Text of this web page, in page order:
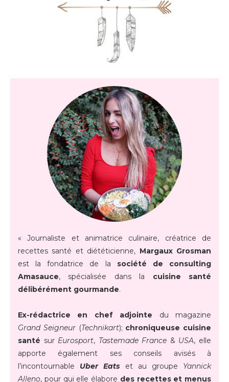
« Journaliste et animatrice culinaire, créatrice de
recettes santé et diététicienne, Margaux Grosman
est la fondatrice de la société de consulting
Amasauce, spécialisée dans la cuisine santé
délibérément gourmande.
Ex-rédactrice en chef adjointe du magazine
Grand Seigneur(Technikart); chroniqueuse cuisine
santé sur Eurosport, Tastemade France & USA, elle
apporte également ses conseils avisés à
l’incontournable Uber Eats et au groupe Yannick
Alleno, pour qui elle élabore des recettes et menus